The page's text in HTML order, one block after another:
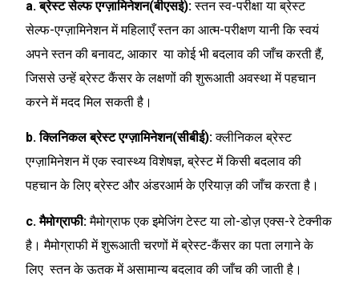
a. ब्रेस्ट सेल्फ एग्ज़ामिनेशन(बीएसई):स्तन स्व-परीक्षा या ब्रेस्ट
सेल्फ-एग्ज़ामिनेशन में महिलाएँ स्तन का आत्म-परीक्षण यानी कि स्वयं
अपने स्तन की बनावट, आकार या कोई भी बदलाव की जाँच करती हैं,
जिससे उन्हें ब्रेस्ट कैंसर के लक्षणों की शुरूआती अवस्था में पहचान
करने में मदद मिल सकती है।
b. क्लिनिकल ब्रेस्ट एग्ज़ामिनेशन(सीबीई):क्लीनिकल ब्रेस्ट
एग्ज़ामिनेशन में एक स्वास्थ्य विशेषज्ञ, ब्रेस्ट में किसी बदलाव की
पहचान के लिए ब्रेस्ट और अंडरआर्म के एरियाज़ की जाँच करता है।
c. मैमोग्राफी:मैमोग्राफ एक इमेजिंग टेस्ट या लो-डोज़ एक्स-रे टेक्नीक
है। मैमोग्राफी में शुरूआती चरणों में ब्रेस्ट-कैंसर का पता लगाने के
लिए स्तन के ऊतक में असामान्य बदलाव की जाँच की जाती है।